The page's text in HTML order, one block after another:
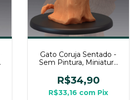
Gato Coruja Sentado -
Sem Pintura, Miniatura
Mesa
R$34,90
R$33,16 com Pix